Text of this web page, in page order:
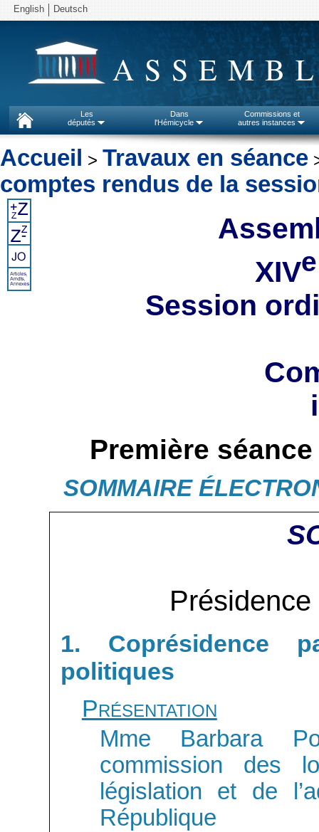
English Deutsch
Les
députés
Dans
l'Hémicycle
Commissions et
autres instances
Accueil > Travaux en séance
comptes rendus de la
XIVe
Session
Première
SOMMAIRE
1. Coprésidence
politiques
Présentation
Mme Barbara
commission des
législation et de
République